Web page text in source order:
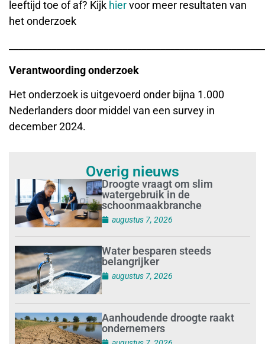
Overig nieuws
schoonmaakbranche
Water besparen steeds
belangrijker
ondernemers
augustus 7, 2026
Personeelstekorten in
aan
augustus 6, 2026
’terugbetalen van
achterstallige reiskosten’
augustus 6, 2026